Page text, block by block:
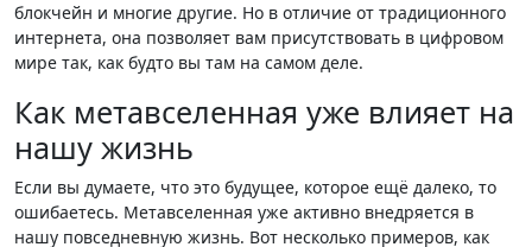
блокчейн и многие другие. Но в отличие от традиционного
интернета, она позволяет вам присутствовать в цифровом
мире так, как будто вы там на самом деле.
Как метавселенная уже влияет на
нашу жизнь
Если вы думаете, что это будущее, которое ещё далеко, то
ошибаетесь. Метавселенная уже активно внедряется в
нашу повседневную жизнь. Вот несколько примеров, как